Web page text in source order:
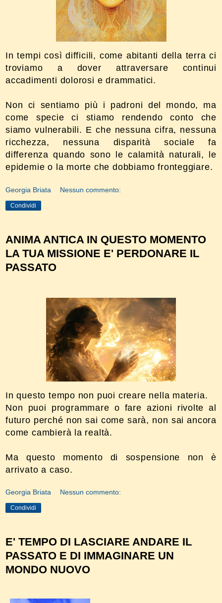
In tempi così difficili, come abitanti della terra ci
troviamo a dover attraversare continui
accadimenti dolorosi e drammatici.
Non ci sentiamo più i padroni del mondo, ma
come specie ci stiamo rendendo conto che
siamo vulnerabili. E che nessuna cifra, nessuna
ricchezza, nessuna disparità sociale fa
differenza quando sono le calamità naturali, le
epidemie o la morte che dobbiamo fronteggiare.
Georgia Briata Nessun commento:
Condividi
ANIMA ANTICA IN QUESTO MOMENTO
LA TUA MISSIONE E' PERDONARE IL
PASSATO
In questo tempo non puoi creare nella materia.
Non puoi programmare o fare azioni rivolte al
futuro perché non sai come sarà, non sai ancora
come cambierà la realtà.
Ma questo momento di sospensione non è
arrivato a caso.
Georgia Briata Nessun commento:
Condividi
E' TEMPO DI LASCIARE ANDARE IL
PASSATO E DI IMMAGINARE UN
MONDO NUOVO